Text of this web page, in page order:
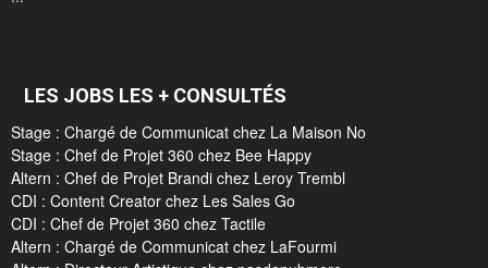
LES JOBS LES + CONSULTÉS
Stage : Chargé de Communicat chez La Maison No
Stage : Chef de Projet 360 chez Bee Happy
Altern : Chef de Projet Brandi chez Leroy Trembl
CDI : Content Creator chez Les Sales Go
CDI : Chef de Projet 360 chez Tactile
Altern : Chargé de Communicat chez LaFourmi